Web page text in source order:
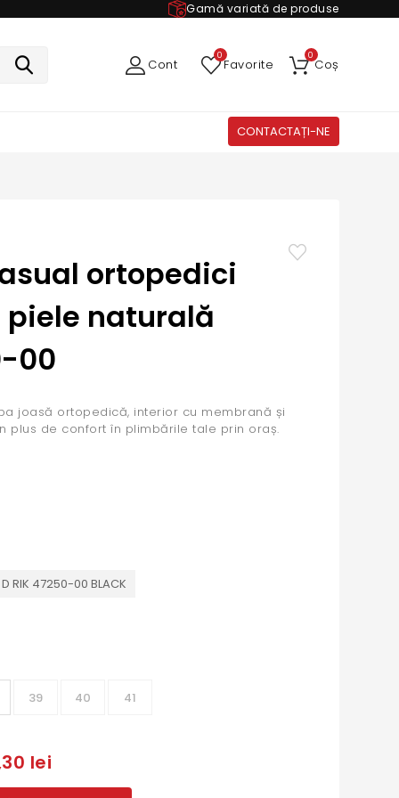
Gamă variată de produse
Cont Favorite
0
Coș
0
CONTACTAȚI-NE
ortopedici
naturală
00
joasă ortopedică, interior cu membrană și
plus de confort în plimbările tale prin oraș.
D RIK 47250-00 BLACK
39 40 41
lei